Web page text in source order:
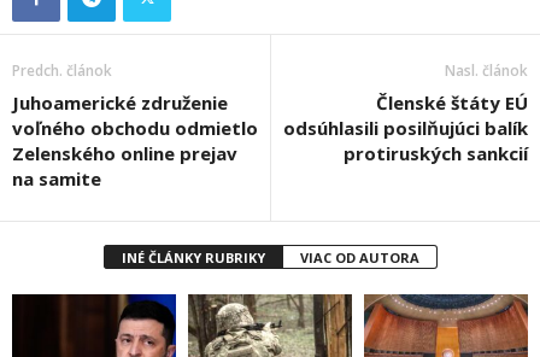
Predch. článok
Juhoamerické združenie
voľného obchodu odmietlo
Zelenského online prejav
na samite
Nasl. článok
Členské štáty EÚ
odsúhlasili posilňujúci balík
protiruských sankcií
INÉ ČLÁNKY RUBRIKY VIAC OD AUTORA